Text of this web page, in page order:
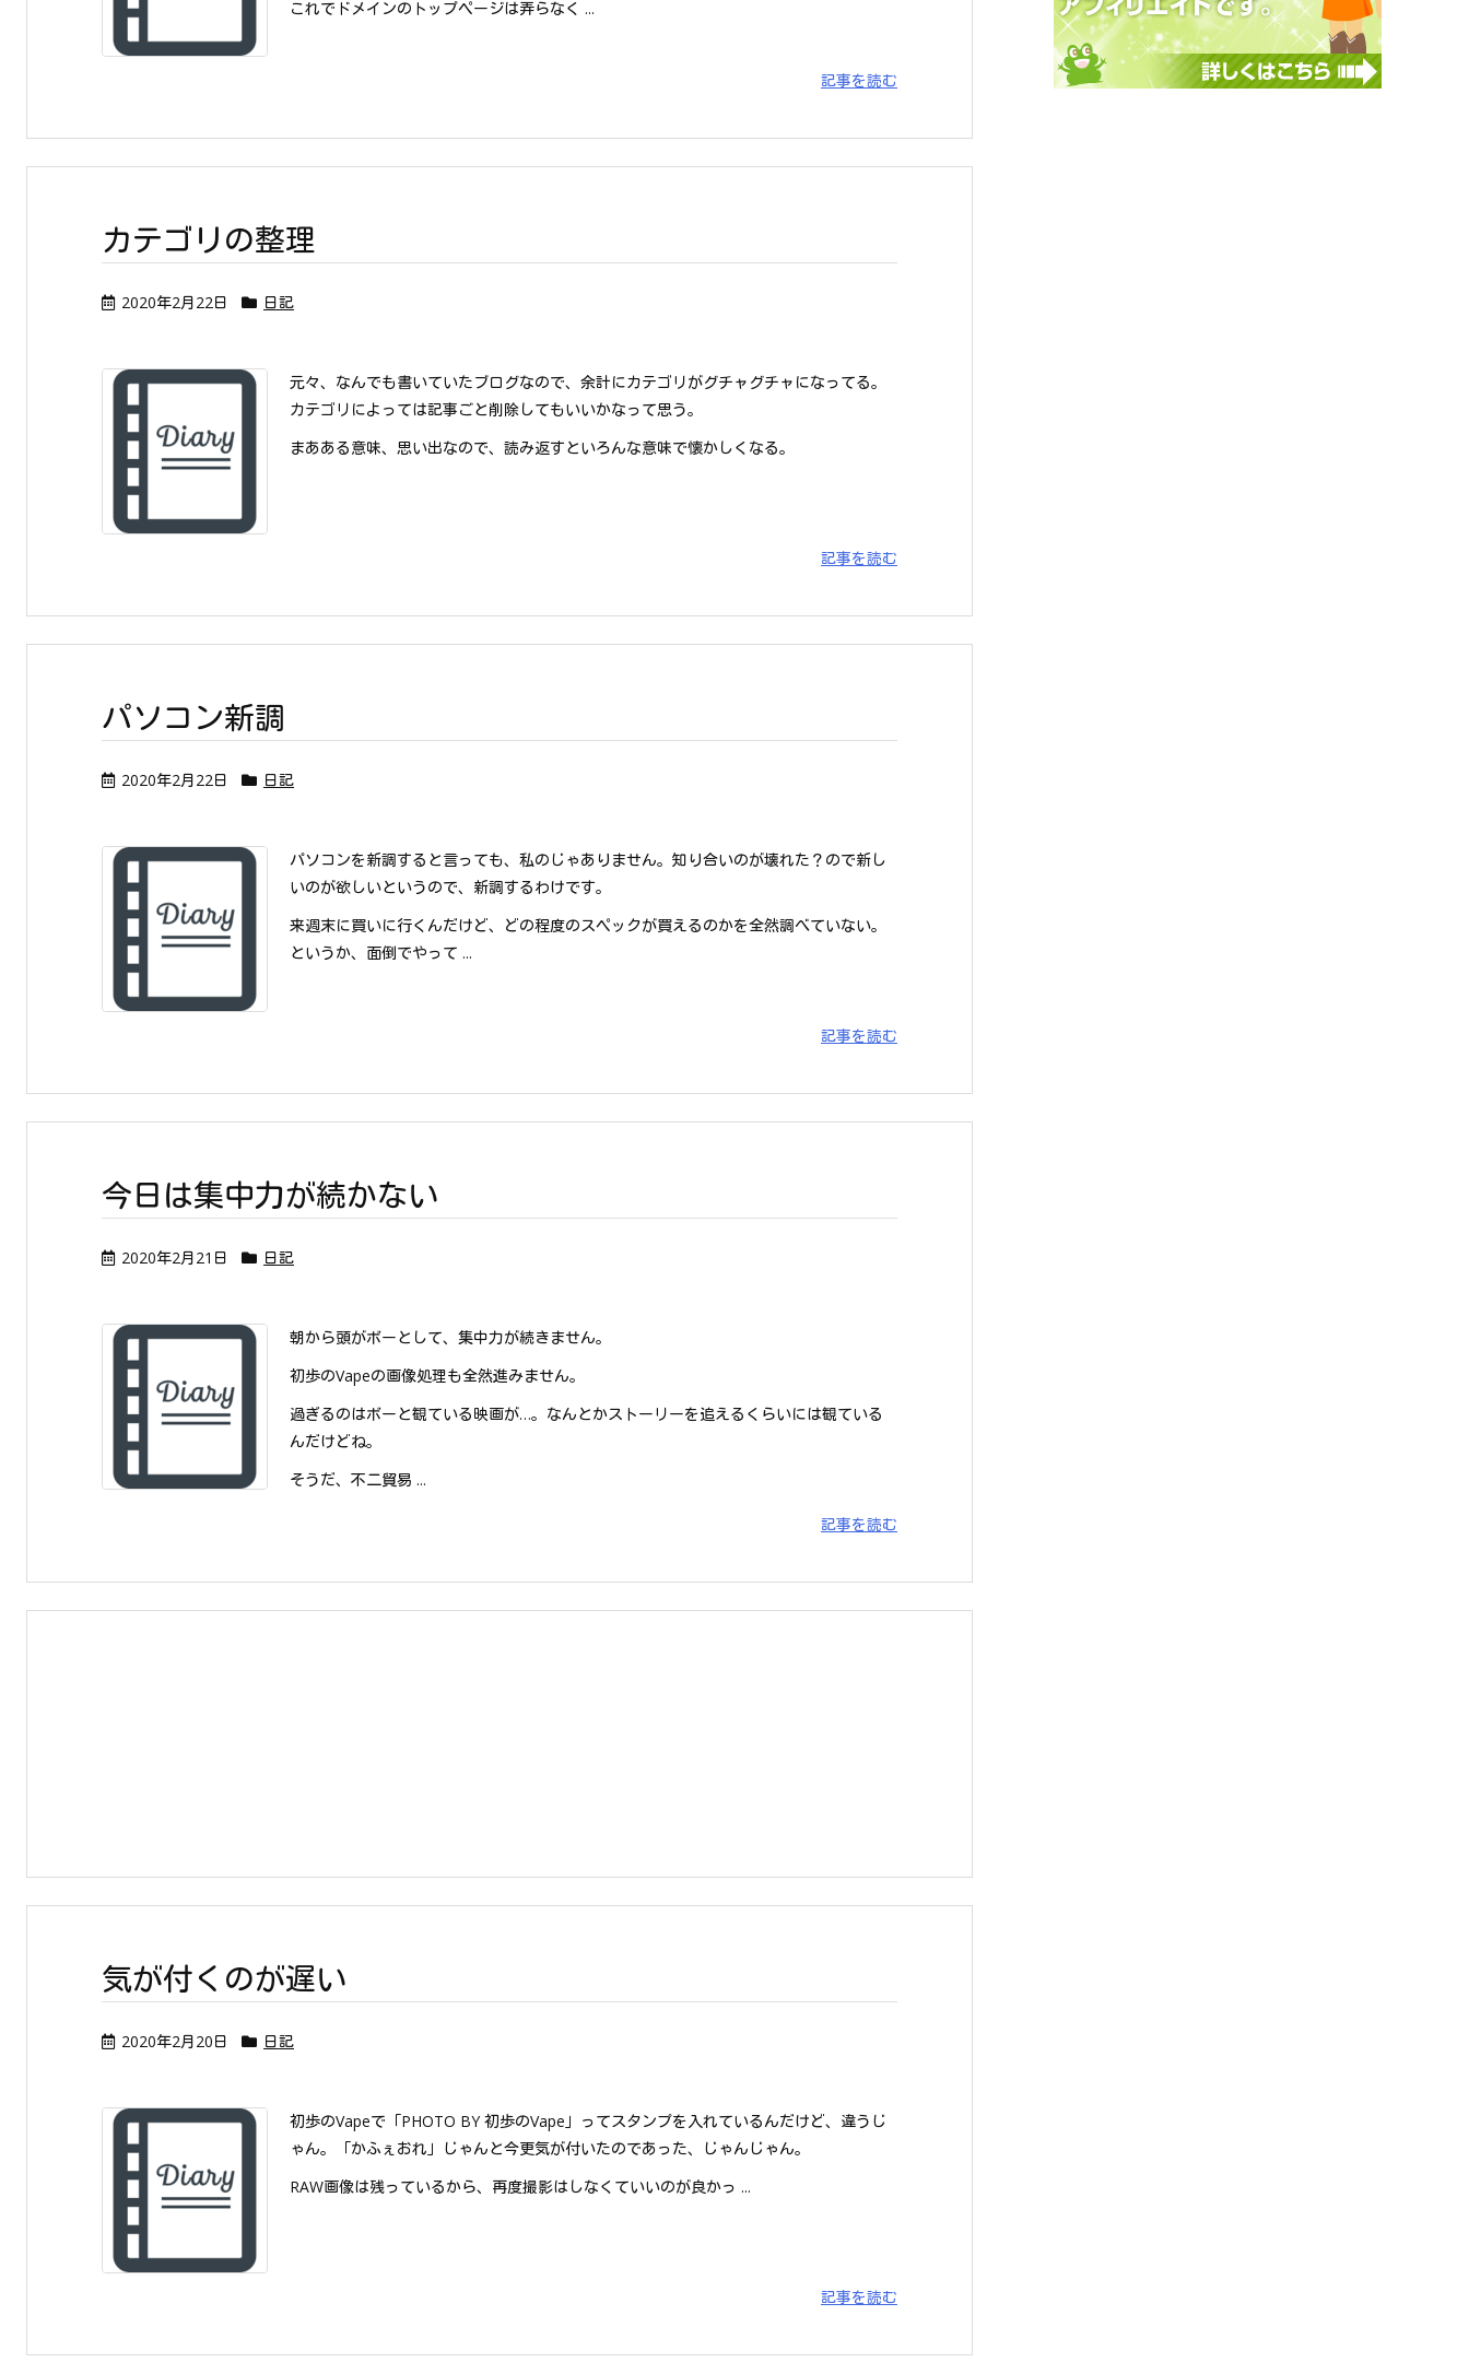
これでドメインのトップページは弄らなく ...
記事を読む
カテゴリの整理
2020年2月22日 日記
元々、なんでも書いていたブログなので、余計にカテゴリがグチャグチャになってる。
カテゴリによっては記事ごと削除してもいいかなって思う。
まあある意味、思い出なので、読み返すといろんな意味で懐かしくなる。
記事を読む
パソコン新調
2020年2月22日 日記
パソコンを新調すると言っても、私のじゃありません。知り合いのが壊れた？ので新し
いのが欲しいというので、新調するわけです。
来週末に買いに行くんだけど、どの程度のスペックが買えるのかを全然調べていない。
というか、面倒でやって ...
記事を読む
今日は集中力が続かない
2020年2月21日 日記
朝から頭がボーとして、集中力が続きません。
初歩のVapeの画像処理も全然進みません。
過ぎるのはボーと観ている映画が…。なんとかストーリーを追えるくらいには観ている
んだけどね。
そうだ、不二貿易 ...
記事を読む
気が付くのが遅い
2020年2月20日 日記
初歩のVapeで「PHOTO BY 初歩のVape」ってスタンプを入れているんだけど、違うじ
ゃん。「かふぇおれ」じゃんと今更気が付いたのであった、じゃんじゃん。
RAW画像は残っているから、再度撮影はしなくていいのが良かっ ...
記事を読む